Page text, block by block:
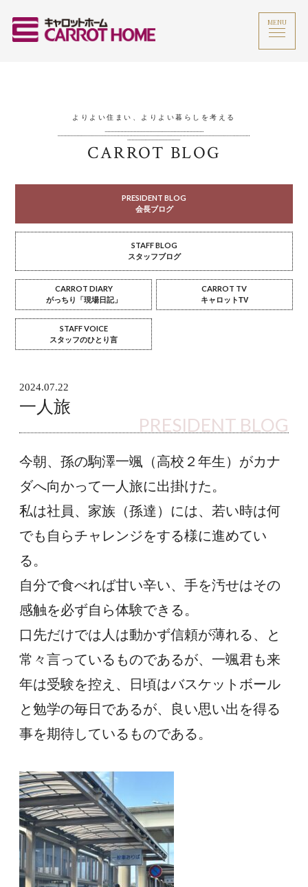
MENU
よりよい住まい、よりよい暮らしを考える
CARROT BLOG
PRESIDENT BLOG
会長ブログ
STAFF BLOG
スタッフブログ
CARROT DIARY
がっちり「現場日記」
CARROT TV
キャロットTV
STAFF VOICE
スタッフのひとり言
2024.07.22
一人旅
PRESIDENT BLOG
今朝、孫の駒澤一颯（高校２年生）がカナ
ダへ向かって一人旅に出掛けた。
私は社員、家族（孫達）には、若い時は何
でも自らチャレンジをする様に進めてい
る。
自分で食べれば甘い辛い、手を汚せはその
感触を必ず自ら体験できる。
口先だけでは人は動かず信頼が薄れる、と
常々言っているものであるが、一颯君も来
年は受験を控え、日頃はバスケットボール
と勉学の毎日であるが、良い思い出を得る
事を期待しているものである。